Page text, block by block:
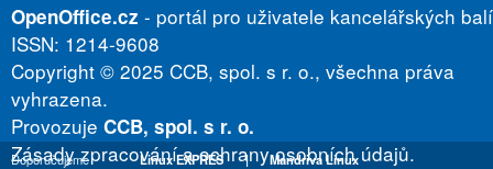
OpenOffice.cz - portál pro uživatele kancelářských
ISSN: 1214-9608
Copyright © 2025 CCB, spol. s r. o., všechna práva
vyhrazena.
Provozuje CCB, spol. s r. o.
Zásady zpracování a ochrany osobních údajů.
Doporučujeme Linux EXPRES | Mandriva Linux